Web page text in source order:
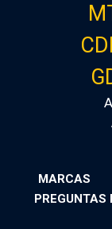
MARCAS
PREGUNTAS